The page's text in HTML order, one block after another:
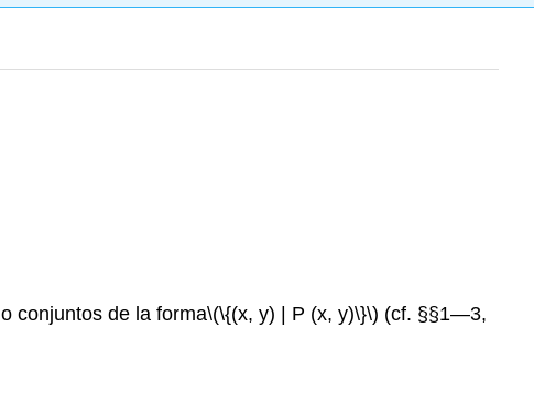
o conjuntos de la forma\(\{(x, y) | P (x, y)\}\) (cf. §§1—3,